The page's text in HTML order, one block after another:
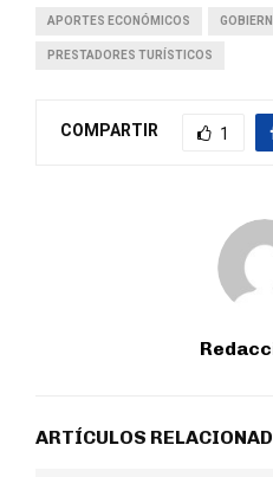
APORTES ECONÓMICOS
PRESTADORES TURÍSTICOS
COMPARTIR 1
ARTÍCULOS